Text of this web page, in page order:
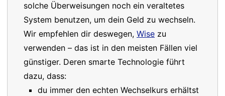
solche Überweisungen noch ein veraltetes
System benutzen, um dein Geld zu wechseln.
Wir empfehlen dir deswegen, Wise zu
verwenden – das ist in den meisten Fällen viel
günstiger. Deren smarte Technologie führt
dazu, dass:
du immer den echten Wechselkurs erhältst